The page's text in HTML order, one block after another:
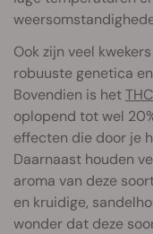
Ook zijn veel
robuuste genetica
Bovendien is het
oplopend tot wel
effecten die door je
Daarnaast houden
aroma van deze
en kruidige,
wonder dat deze